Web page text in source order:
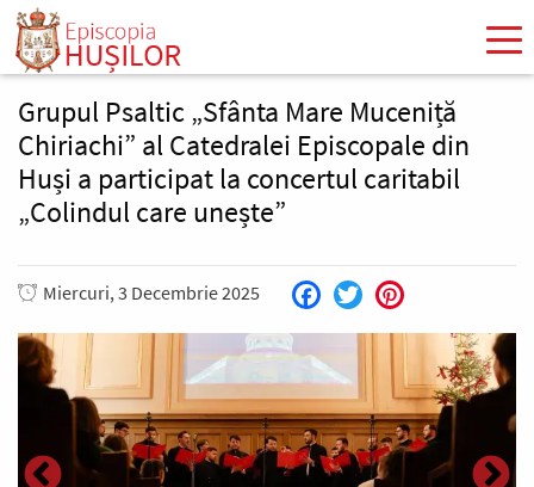
Mergi
conţinutul
principal
Grupul Psaltic „Sfânta Mare Muceniță
Chiriachi” al Catedralei Episcopale din
Huși a participat la concertul caritabil
„Colindul care unește”
Miercuri, 3 Decembrie 2025 Facebook
Twitter